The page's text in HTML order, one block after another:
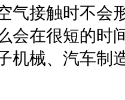
气接触时不会
会在很短的时
机械、汽车制